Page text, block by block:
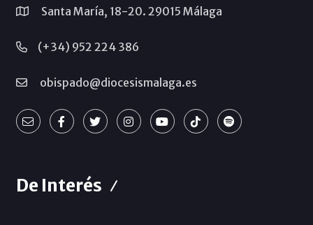
Santa María, 18-20. 29015 Málaga
(+34) 952 224 386
obispado@diocesismalaga.es
De Interés